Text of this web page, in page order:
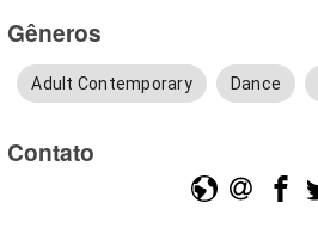
Gêneros
Adult Contemporary Dance
Contato